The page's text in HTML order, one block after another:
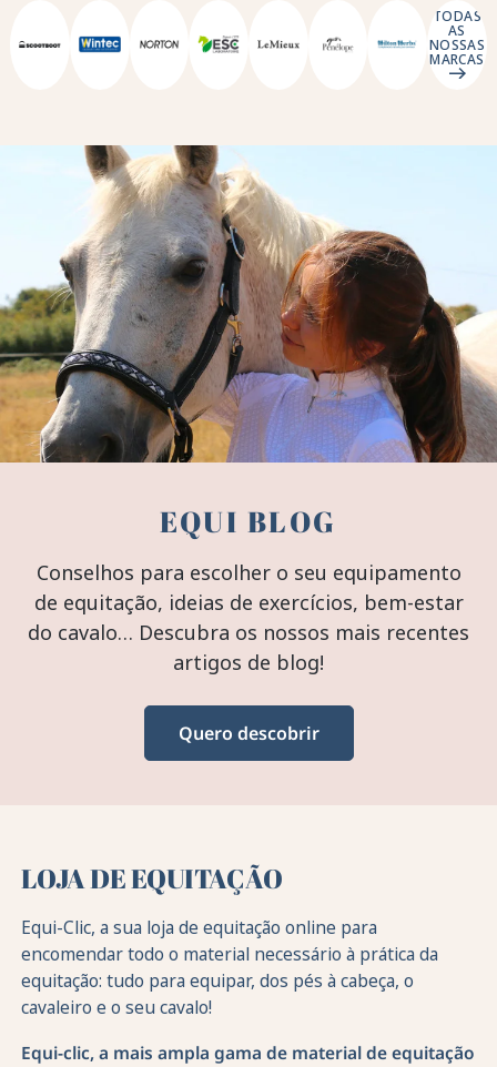
TODAS
AS
NOSSAS
MARCAS
EQUI BLOG
Conselhos para escolher o seu equipamento
de equitação, ideias de exercícios, bem-estar
do cavalo… Descubra os nossos mais recentes
artigos de blog!
Quero descobrir
LOJA DE EQUITAÇÃO
Equi-Clic, a sua loja de equitação online para
encomendar todo o material necessário à prática da
equitação: tudo para equipar, dos pés à cabeça, o
cavaleiro e o seu cavalo!
Equi-clic, a mais ampla gama de material de equitação